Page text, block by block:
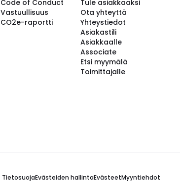
Code of Conduct
Vastuullisuus
CO2e-raportti
Tule asiakkaaksi
Ota yhteyttä
Yhteystiedot
Asiakastili
Asiakkaalle
Associate
Etsi myymälä
Toimittajalle
TietosuojaEvästeiden hallintaEvästeetMyyntiehdot